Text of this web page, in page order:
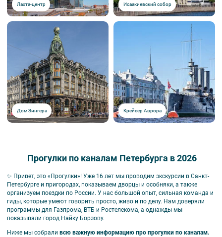
Лахта-центр Исаакиевский собор
Дом Зингера Крейсер Аврора
Прогулки по каналам Петербурга в 2026
✨ Привет, это «Прогулки»! Уже 16 лет мы проводим экскурсии в Санкт-
Петербурге и пригородах, показываем дворцы и особняки, а также
организуем поездки по России. У нас большой опыт, сильная команда и
гиды, которые умеют говорить просто, живо и по делу. Нам доверяли
программы для Газпрома, ВТБ и Ростелекома, а однажды мы
показывали город Найку Борзову.
Ниже мы собрали всю важную информацию про прогулки по каналам.